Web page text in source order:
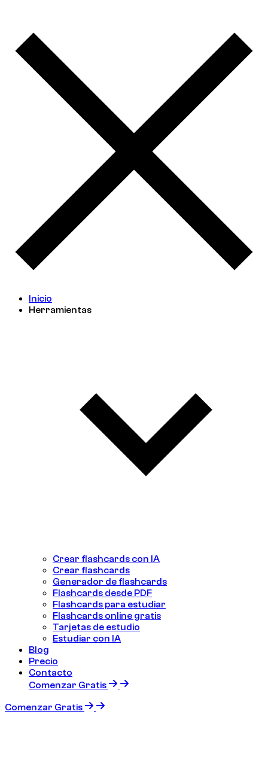
Inicio
Herramientas
Crear flashcards con IA
Crear flashcards
Generador de flashcards
Flashcards desde PDF
Flashcards para estudiar
Flashcards online gratis
Tarjetas de estudio
Estudiar con IA
Blog
Precio
Contacto
Comenzar Gratis
Comenzar Gratis